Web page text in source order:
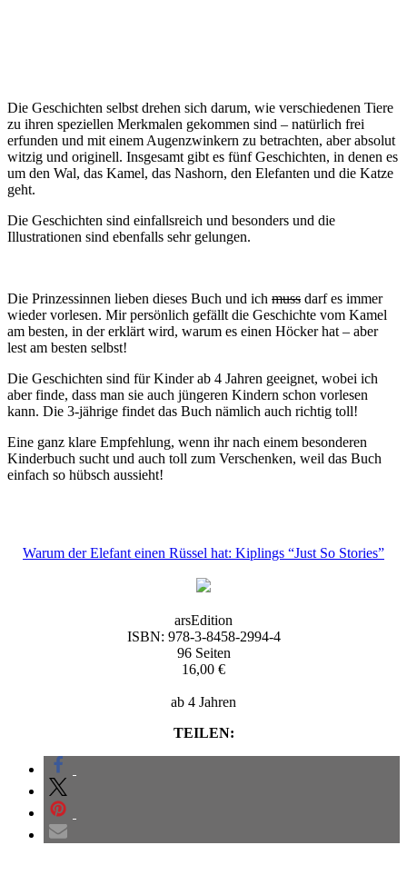
Die Geschichten selbst drehen sich darum, wie verschiedenen Tiere
zu ihren speziellen Merkmalen gekommen sind – natürlich frei
erfunden und mit einem Augenzwinkern zu betrachten, aber absolut
witzig und originell. Insgesamt gibt es fünf Geschichten, in denen es
um den Wal, das Kamel, das Nashorn, den Elefanten und die Katze
geht.
Die Geschichten sind einfallsreich und besonders und die
Illustrationen sind ebenfalls sehr gelungen.
Die Prinzessinnen lieben dieses Buch und ich muss darf es immer
wieder vorlesen. Mir persönlich gefällt die Geschichte vom Kamel
am besten, in der erklärt wird, warum es einen Höcker hat – aber
lest am besten selbst!
Die Geschichten sind für Kinder ab 4 Jahren geeignet, wobei ich
aber finde, dass man sie auch jüngeren Kindern schon vorlesen
kann. Die 3-jährige findet das Buch nämlich auch richtig toll!
Eine ganz klare Empfehlung, wenn ihr nach einem besonderen
Kinderbuch sucht und auch toll zum Verschenken, weil das Buch
einfach so hübsch aussieht!
Warum der Elefant einen Rüssel hat: Kiplings “Just So Stories”
arsEdition
ISBN: 978-3-8458-2994-4
96 Seiten
16,00 €
ab 4 Jahren
TEILEN: